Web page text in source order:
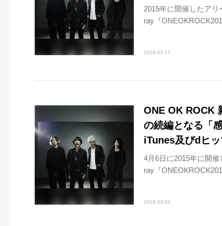
2015年に開催したア
ray『
2016.03.17
ONE OK ROCK
の続編となる「
iTunes及びdヒ
4月6日に2015年に開
ray『
2016.03.04